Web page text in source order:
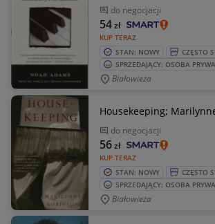
do negocjacji
KUP TERAZ
54zł
STAN: NOWY
CZĘSTO
SPRZEDAJĄCY: OSOBA
Białowieża
Housekeeping;
do negocjacji
KUP TERAZ
56zł
STAN: NOWY
CZĘSTO
SPRZEDAJĄCY: OSOBA
Białowieża